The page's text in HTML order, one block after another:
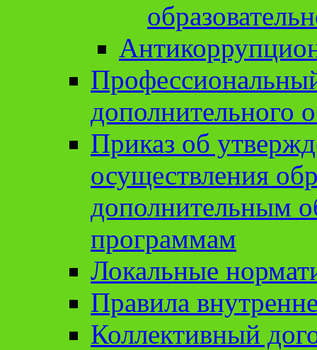
дополнительного
Приказ об
осуществления
дополнительным
программам
Локальные
Правила
Коллективный